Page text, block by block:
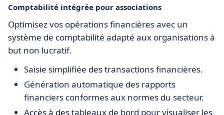
Comptabilité intégrée pour associations
Optimisez vos opérations financières avec un
système de comptabilité adapté aux organisations à
but non lucratif.
Saisie simplifiée des transactions financières.
Génération automatique des rapports
financiers conformes aux normes du secteur.
Accès à des tableaux de bord pour visualiser les